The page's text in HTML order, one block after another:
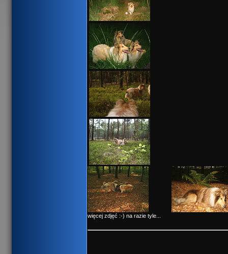
więcej zdjęć :-) na razie tyle...